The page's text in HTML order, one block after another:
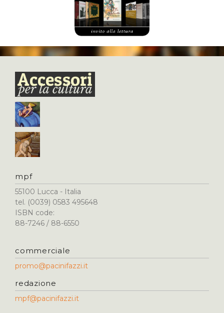
mpf
55100 Lucca - Italia
tel. (0039) 0583 495648
ISBN code:
88-7246 / 88-6550
commerciale
promo@pacinifazzi.it
redazione
mpf@pacinifazzi.it